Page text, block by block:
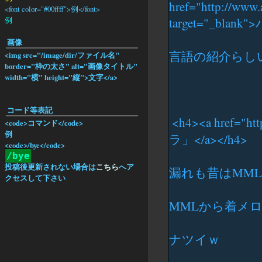
<font color="#00ffff">例</font>
例
画像
<img src="/image/dir/ファイル名"
border="枠の太さ" alt="画像タイトル"
width="横" height="縦">文字</a>
コード等表記
<code>コマンド</code>
例
<code>/bye</code>
/bye
投稿後更新されない場合はこちらへア
クセスして下さい